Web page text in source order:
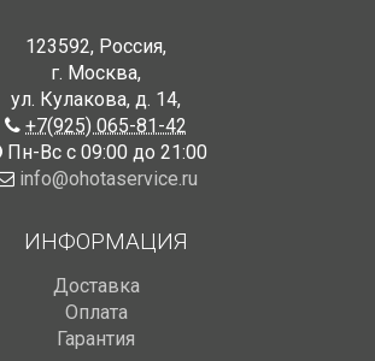
123592, Россия,
г. Москва,
ул. Кулакова, д. 14,
+7(925) 065-81-42
Пн-Вс с 09:00 до 21:00
info@ohotaservice.ru
ИНФОРМАЦИЯ
Доставка
Оплата
Гарантия